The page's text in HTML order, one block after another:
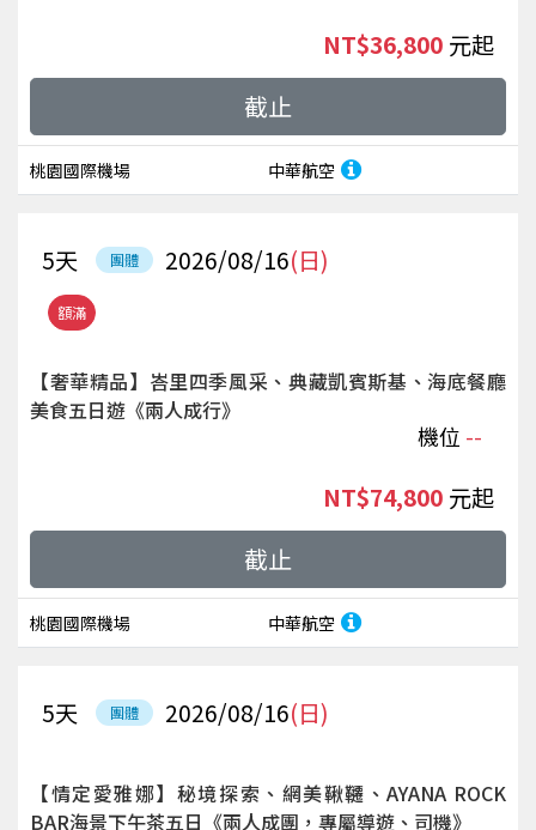
桃園國際機場 中華航空
NT$36,800 起
截止
額滿
團體 2026/08/16(日)
5天
【奢華精品】峇里四季風采、典藏凱賓斯基、海底餐廳
美食五日遊《兩人成行》
機位 --
桃園國際機場 中華航空
NT$74,800 起
截止
團體 2026/08/16(日)
5天
【情定愛雅娜】秘境探索、網美鞦韆、AYANA ROCK
BAR海景下午茶五日《兩人成團，專屬導遊、司機》